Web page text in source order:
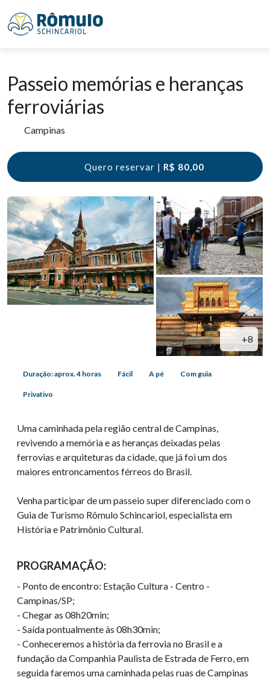
Passeio memórias e heranças
ferroviárias
Campinas
Quero reservar | R$ 80,00
+8
Duração: aprox. 4 horas Fácil A pé Com guia
Privativo
Uma caminhada pela região central de Campinas,
revivendo a memória e as heranças deixadas pelas
ferrovias e arquiteturas da cidade, que já foi um dos
maiores entroncamentos férreos do Brasil.
Venha participar de um passeio super diferenciado com o
Guia de Turismo Rômulo Schincariol, especialista em
História e Patrimônio Cultural.
PROGRAMAÇÃO:
- Ponto de encontro: Estação Cultura - Centro -
Campinas/SP;
- Chegar as 08h20min;
- Saída pontualmente às 08h30min;
- Conheceremos a história da ferrovia no Brasil e a
fundação da Companhia Paulista de Estrada de Ferro, em
seguida faremos uma caminhada pelas ruas de Campinas